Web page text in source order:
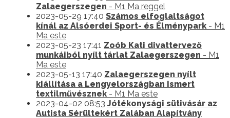
Zalaegerszegen - M1 Ma reggel
2023-05-29 17:40 Számos elfoglaltságot
kínál az Alsóerdei Sport- és Élménypark- M1
Ma este
2023-05-23 17:41 Zoób Kati divattervező
munkáiból nyílt tárlat Zalaegerszegen - M1
Ma este
2023-05-13 17:40 Zalaegerszegen nyílt
kiállítása a Lengyelországban ismert
textilművésznek- M1 Ma este
2023-04-02 08:53 Jótékonysági sütivásár az
Autista Sérültekért Zalában Alapítvány